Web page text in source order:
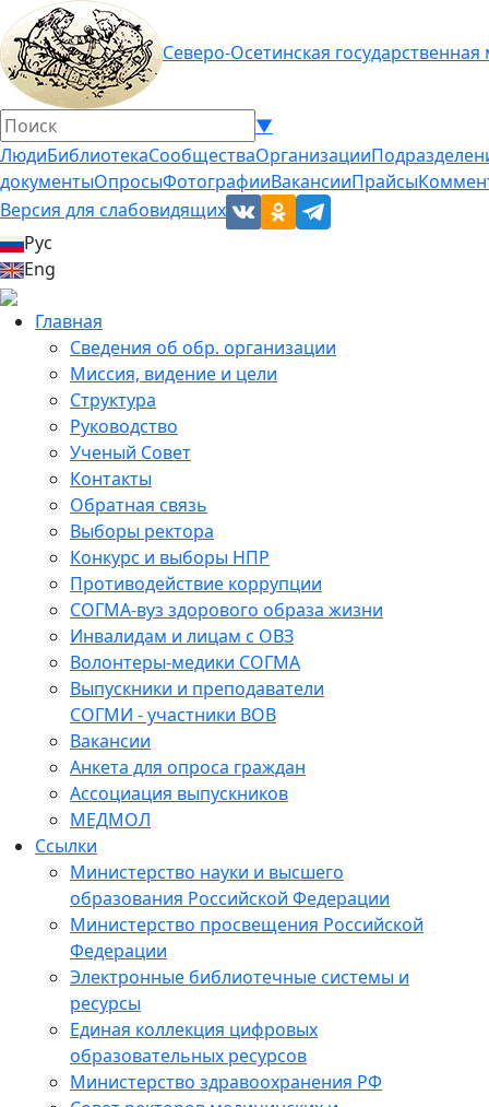
Северо-Осетинская
▼
ЛюдиБиблиотекаСообществаОрганизации
документыОпросыФотографииВакансииПрайсы
Версия для слабовидящих
Рус
Eng
Главная
Сведения об обр. организации
Миссия, видение и цели
Структура
Руководство
Ученый Совет
Контакты
Обратная связь
Выборы ректора
Конкурс и выборы НПР
Противодействие коррупции
СОГМА-вуз здорового образа жизни
Инвалидам и лицам с ОВЗ
Волонтеры-медики СОГМА
Выпускники и преподаватели
СОГМИ - участники ВОВ
Вакансии
Анкета для опроса граждан
Ассоциация выпускников
МЕДМОЛ
Ссылки
Министерство науки и высшего
образования Российской Федерации
Министерство просвещения Российской
Федерации
Электронные библиотечные системы и
ресурсы
Единая коллекция цифровых
образовательных ресурсов
Министерство здравоохранения РФ